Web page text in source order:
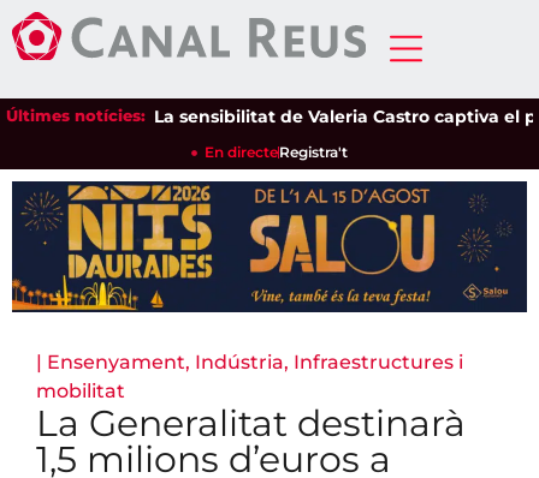
Últimes notícies:La sensibilitat de Valeria Castro captiva el
En directeRegistra't
| Ensenyament, Indústria, Infraestructures i
mobilitat
La Generalitat destinarà
1,5 milions d’euros a